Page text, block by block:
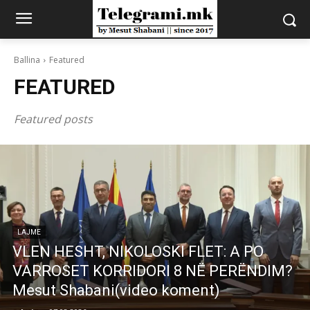
Ballina Featured
FEATURED
Featured posts
LAJME
VLEN HESHT, NIKOLOSKI FLET: A PO
VARROSET KORRIDORI 8 NË PERËNDIM?
Mesut Shabani(video koment)